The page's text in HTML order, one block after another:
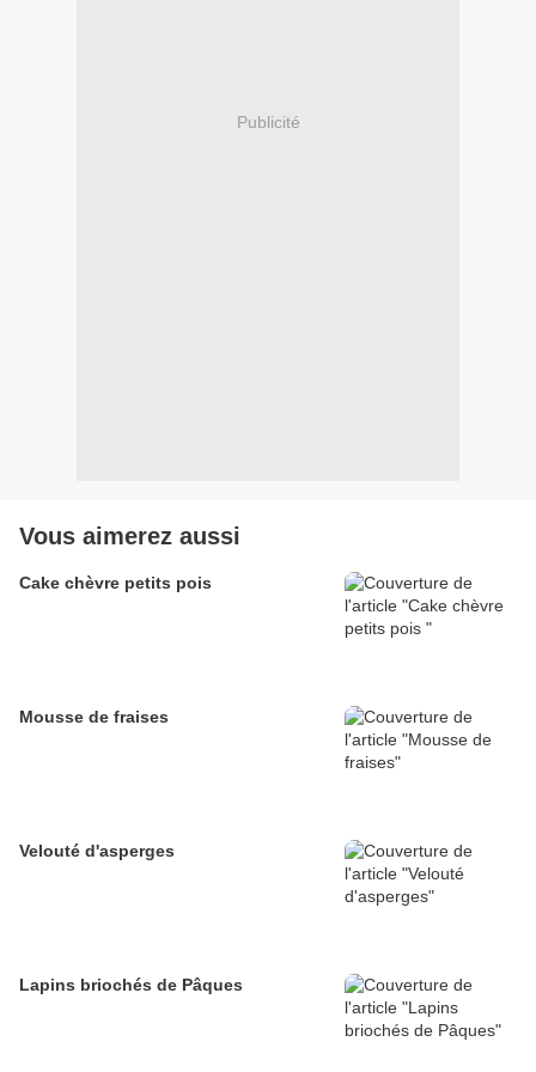
Publicité
Vous aimerez aussi
Cake chèvre petits pois
Mousse de fraises
Velouté d'asperges
Lapins briochés de Pâques